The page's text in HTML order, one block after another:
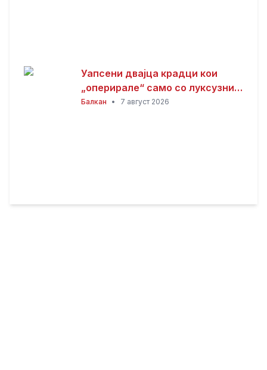
Уапсени двајца крадци кои
„оперирале“ само со луксузни
автомобили
Балкан • 7 август 2026